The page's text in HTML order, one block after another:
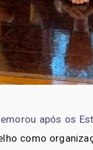
após os
como